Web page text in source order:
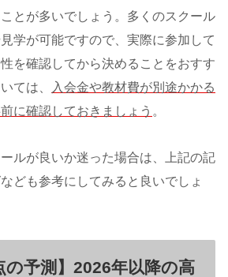
とが多いでしょう。多くのスクール
学が可能ですので、実際に参加して
を確認してから決めることをおすす
ては、
入会金や教材費が別途かかる
に確認しておきましょう 。
ルが良いか迷った場合は、上記の記
ども参考にしてみると良いでしょ
の予測】2026年以降の高